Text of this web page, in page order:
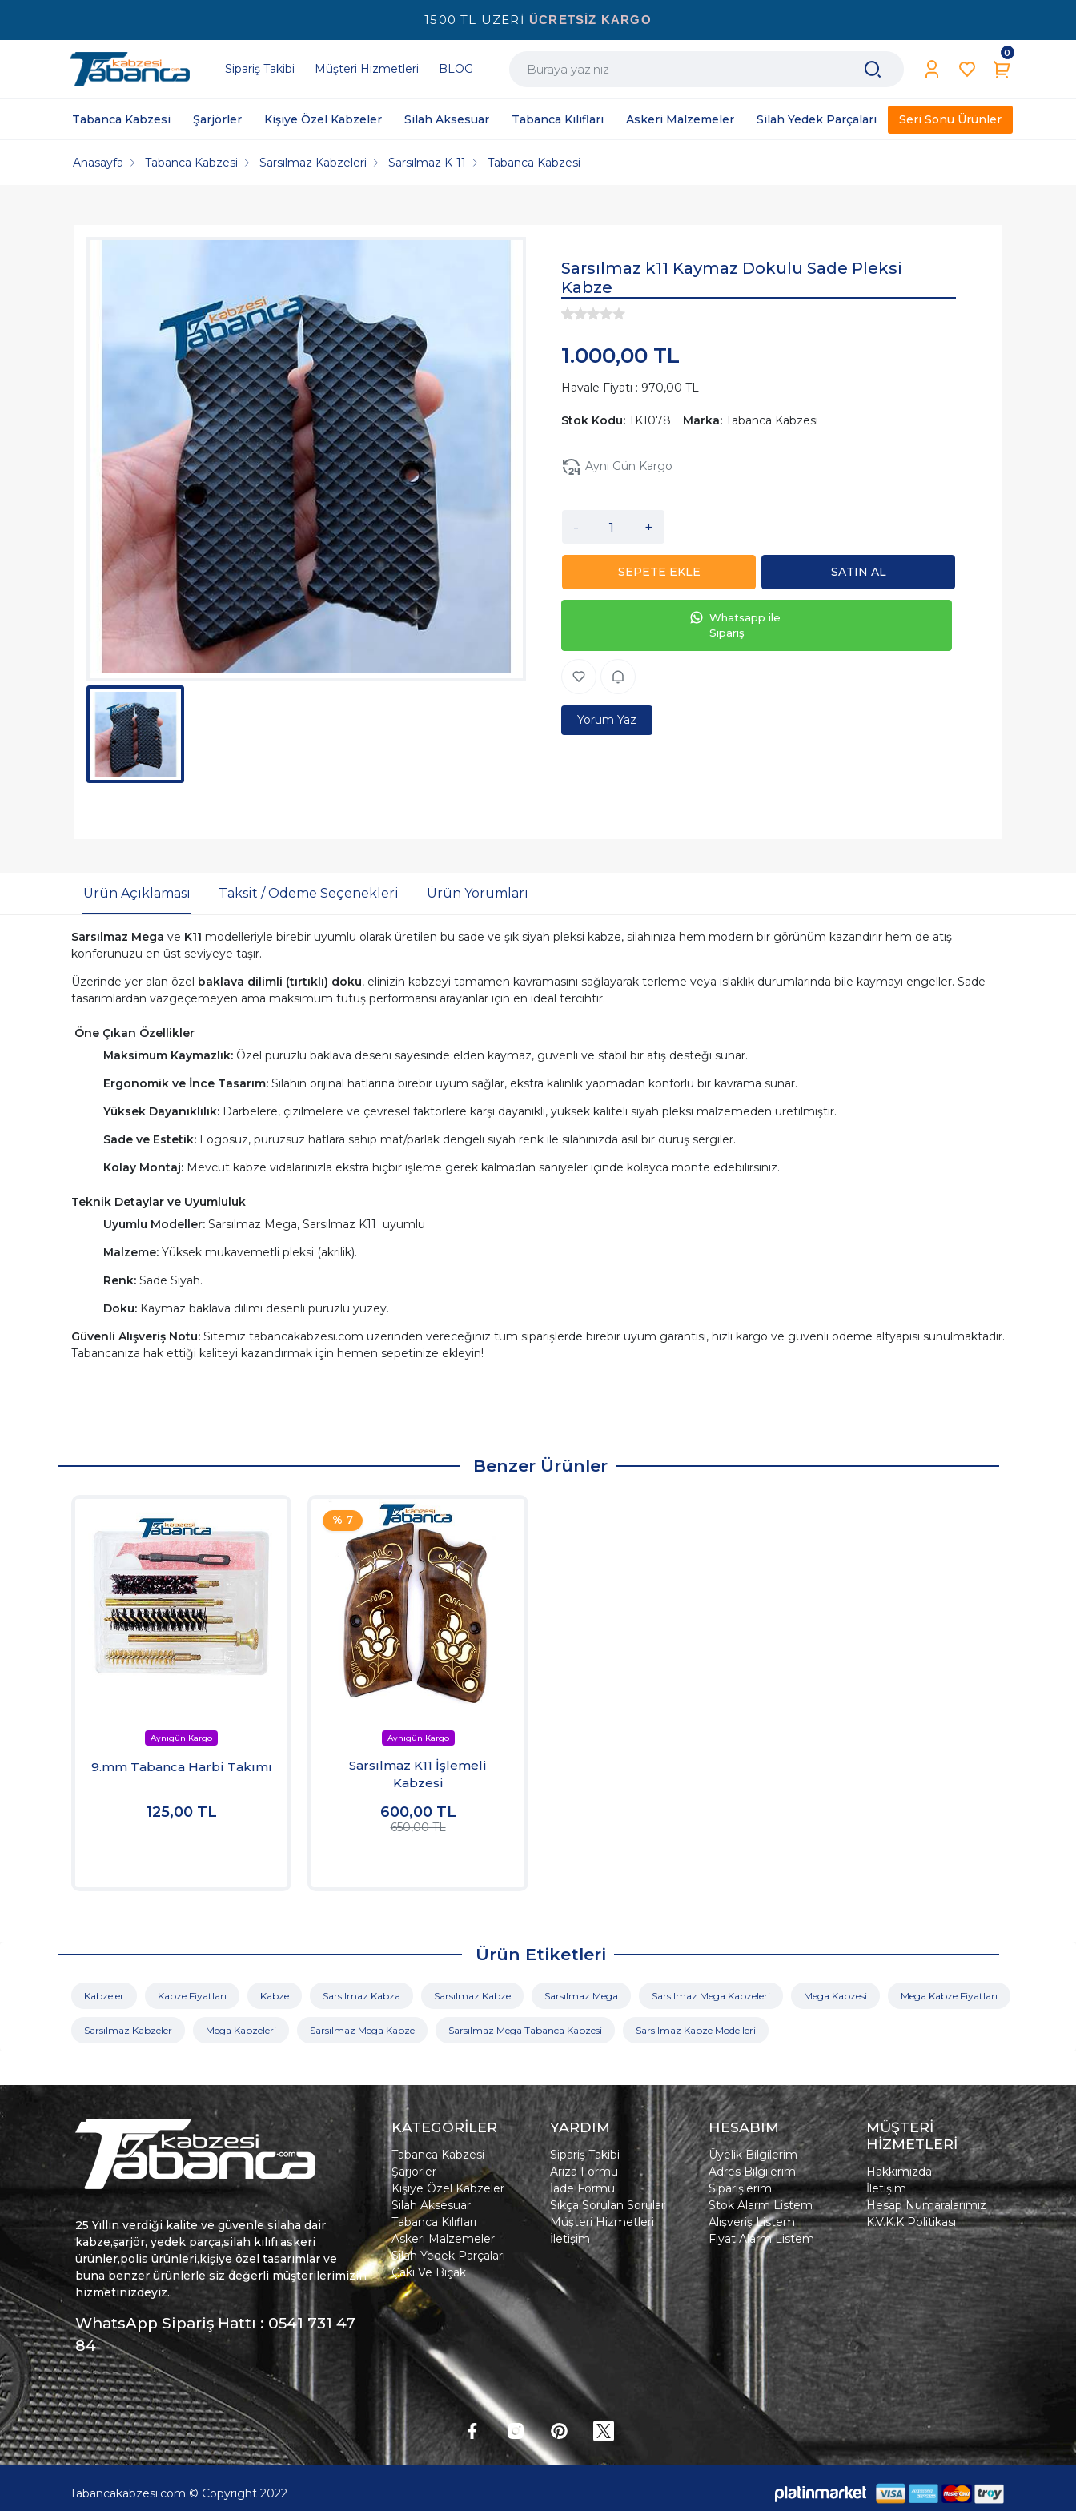
1500 TL ÜZERİ ÜCRETSİZ KARGO
Sipariş Takibi Müşteri Hizmetleri BLOG
0
Tabanca Kabzesi Şarjörler Kişiye Özel Kabzeler Silah Aksesuar Tabanca Kılıfları Askeri Malzemeler Silah Yedek Parçaları Seri Sonu Ürünler
Anasayfa Tabanca Kabzesi Sarsılmaz Kabzeleri Sarsılmaz K-11 Tabanca Kabzesi
Sarsılmaz k11 Kaymaz Dokulu Sade Pleksi
Kabze
1.000,00 TL
Havale Fiyatı : 970,00 TL
Stok Kodu: TK1078 Marka: Tabanca Kabzesi
Aynı Gün Kargo
- +
SEPETE EKLE SATIN AL
Whatsapp ile
Sipariş
Yorum Yaz
Ürün Açıklaması Taksit / Ödeme Seçenekleri Ürün Yorumları
Sarsılmaz Mega ve K11 modelleriyle birebir uyumlu olarak üretilen bu sade ve şık siyah pleksi kabze, silahınıza hem modern bir görünüm kazandırır hem de atış
konforunuzu en üst seviyeye taşır.
Üzerinde yer alan özel baklava dilimli (tırtıklı) doku, elinizin kabzeyi tamamen kavramasını sağlayarak terleme veya ıslaklık durumlarında bile kaymayı engeller. Sade
tasarımlardan vazgeçemeyen ama maksimum tutuş performansı arayanlar için en ideal tercihtir.
Öne Çıkan Özellikler
Maksimum Kaymazlık:Özel pürüzlü baklava deseni sayesinde elden kaymaz, güvenli ve stabil bir atış desteği sunar.
Ergonomik ve İnce Tasarım:Silahın orijinal hatlarına birebir uyum sağlar, ekstra kalınlık yapmadan konforlu bir kavrama sunar.
Yüksek Dayanıklılık:Darbelere, çizilmelere ve çevresel faktörlere karşı dayanıklı, yüksek kaliteli siyah pleksi malzemeden üretilmiştir.
Sade ve Estetik:Logosuz, pürüzsüz hatlara sahip mat/parlak dengeli siyah renk ile silahınızda asil bir duruş sergiler.
Kolay Montaj:Mevcut kabze vidalarınızla ekstra hiçbir işleme gerek kalmadan saniyeler içinde kolayca monte edebilirsiniz.
Teknik Detaylar ve Uyumluluk
Uyumlu Modeller:Sarsılmaz Mega, Sarsılmaz K11 uyumlu
Malzeme:Yüksek mukavemetli pleksi (akrilik).
Renk:Sade Siyah.
Doku:Kaymaz baklava dilimi desenli pürüzlü yüzey.
Güvenli Alışveriş Notu:Sitemiz tabancakabzesi.com üzerinden vereceğiniz tüm siparişlerde birebir uyum garantisi, hızlı kargo ve güvenli ödeme altyapısı sunulmaktadır.
Tabancanıza hak ettiği kaliteyi kazandırmak için hemen sepetinize ekleyin!
Benzer Ürünler
9.mm Tabanca Harbi Takımı
125,00 TL
% 7
Sarsılmaz K11 İşlemeli
Kabzesi
600,00 TL
650,00 TL
Ürün Etiketleri
Kabzeler Kabze Fiyatları Kabze Sarsılmaz Kabza Sarsılmaz Kabze Sarsılmaz Mega Sarsılmaz Mega Kabzeleri Mega Kabzesi Mega Kabze Fiyatları
Sarsılmaz Kabzeler Mega Kabzeleri Sarsılmaz Mega Kabze Sarsılmaz Mega Tabanca Kabzesi Sarsılmaz Kabze Modelleri
25 Yıllın verdiği kalite ve güvenle silaha dair
kabze,şarjör, yedek parça,silah kılıfı,askeri
ürünler,polis ürünleri,kişiye özel tasarımlar ve
buna benzer ürünlerle siz değerli müşterilerimizin
hizmetinizdeyiz..
WhatsApp Sipariş Hattı : 0541 731 47
84
KATEGORİLER
Tabanca Kabzesi
Şarjörler
Kişiye Özel Kabzeler
Silah Aksesuar
Tabanca Kılıfları
Askeri Malzemeler
Silah Yedek Parçaları
Çakı Ve Bıçak
YARDIM
Sipariş Takibi
Arıza Formu
İade Formu
Sıkça Sorulan Sorular
Müşteri Hizmetleri
İletişim
HESABIM
Üyelik Bilgilerim
Adres Bilgilerim
Siparişlerim
Stok Alarm Listem
Alışveriş Listem
Fiyat Alarm Listem
MÜŞTERİ
HİZMETLERİ
Hakkımızda
İletişim
Hesap Numaralarımız
K.V.K.K Politikası
Tabancakabzesi.com © Copyright 2022